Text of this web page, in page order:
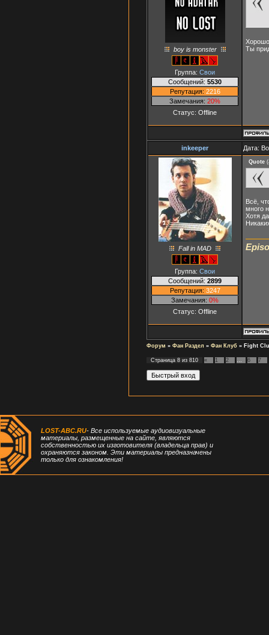
boy is monster
Группа: Свои
Сообщений: 5530
Репутация: 2216
Замечания: 20%
Статус: Offline
Ты
inkeeper Дата:
Fall in MAD
Группа: Свои
Сообщений: 2899
Репутация: 3247
Замечания: 0%
Статус: Offline
Quote (
Всё,
много
Хотя
Форум » Фан Раздел » Фан Клуб » Fight
Страница 8 из 810 « 1 2 6 7
LOST-ABC.RU- Все используемые аудиовизуальные
материалы, размещенные на сайте, являются
собственностью их изготовителя (владельца прав) и
охраняются законом. Эти материалы предназначены
только для ознакомления!